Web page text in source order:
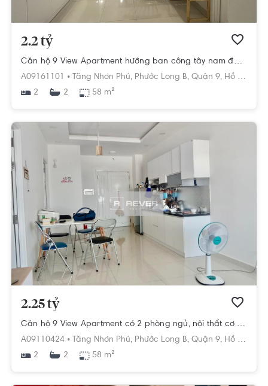
2.2 tỷ
Căn hộ 9 View Apartment hướng ban công tây nam đầy đủ nội thất diện tích 58m²
A09161101 •
Tăng Nhơn Phú, Phước Long B, Quận 9, Hồ Chí Minh
2
2 58 m²
2.25 tỷ
Căn hộ 9 View Apartment có 2 phòng ngủ, nội thất cơ bản.
A09110424 • Tăng Nhơn Phú, Phước Long B, Quận 9, Hồ Chí Minh
2
2 58 m²